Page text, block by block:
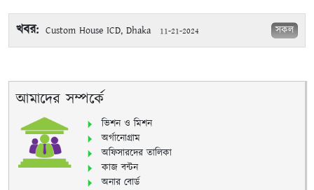
খবর: Custom House ICD, Dhaka 11-21-2024 সকল
আমাদের সম্পর্কে
ভিশন ও মিশন
অর্গানোগ্রাম
অফিসারদের তালিকা
কাজ বন্টন
অনার বোর্ড